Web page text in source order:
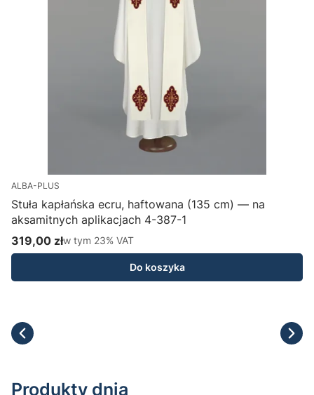
ALBA-PLUS
Stuła kapłańska ecru, haftowana (135 cm) — na
aksamitnych aplikacjach 4-387-1
Cena brutto
319,00 złw tym %s VAT
w tym 23% VAT
Do koszyka
Produkty dnia